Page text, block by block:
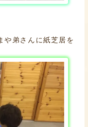
や弟さんに紙芝居を